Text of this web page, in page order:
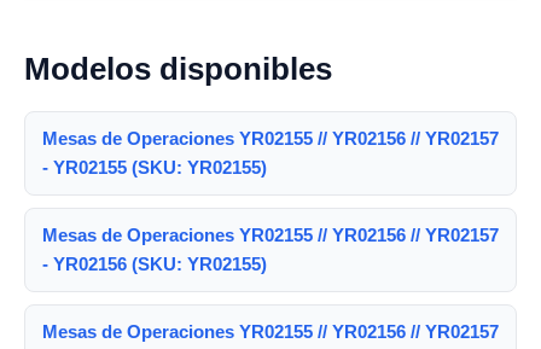
Modelos disponibles
Mesas de Operaciones YR02155 // YR02156 // YR02157
- YR02155 (SKU: YR02155)
Mesas de Operaciones YR02155 // YR02156 // YR02157
- YR02156 (SKU: YR02155)
Mesas de Operaciones YR02155 // YR02156 // YR02157